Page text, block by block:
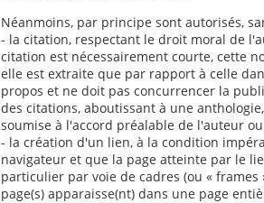
Néanmoins, par principe sont autorisés,
- la citation, respectant le droit moral de
citation est nécessairement courte, cette
elle est extraite que par rapport à celle
propos et ne doit pas concurrencer la
des citations, aboutissant à une
soumise à l'accord préalable de l'auteur
- la création d'un lien, à la condition
navigateur et que la page atteinte par le
particulier par voie de cadres (ou «
page(s) apparaisse(nt) dans une page